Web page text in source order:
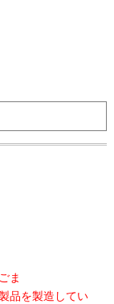
ま
品を製造してい